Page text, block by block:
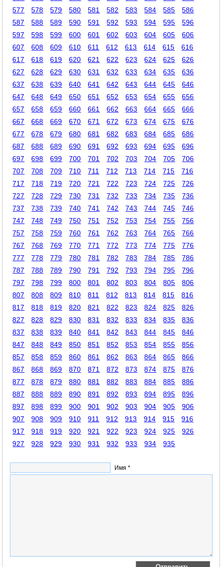
577
578 579 580 581 582 583 584 585
586
587
588 589 590 591 592 593 594 595
596
597
598 599 600 601 602 603 604 605
606
607
608 609 610 611 612 613 614 615
616
617
618 619 620 621 622 623 624 625
626
627
628 629 630 631 632 633 634 635
636
637
638 639 640 641 642 643 644 645
646
647
648 649 650 651 652 653 654 655
656
657
658 659 660 661 662 663 664 665
666
667
668 669 670 671 672 673 674 675
676
677
678 679 680 681 682 683 684 685
686
687
688 689 690 691 692 693 694 695
696
697
698 699 700 701 702 703 704 705
706
707
708 709 710 711 712 713 714 715
716
717
718 719 720 721 722 723 724 725
726
727
728 729 730 731 732 733 734 735
736
737
738 739 740 741 742 743 744 745
746
747
748 749 750 751 752 753 754 755
756
757
758 759 760 761 762 763 764 765
766
767
768 769 770 771 772 773 774 775
776
777
778 779 780 781 782 783 784 785
786
787
788 789 790 791 792 793 794 795
796
797
798 799 800 801 802 803 804 805
806
807
808 809 810 811 812 813 814 815
816
817
818 819 820 821 822 823 824 825
826
827
828 829 830 831 832 833 834 835
836
837
838 839 840 841 842 843 844 845
846
847
848 849 850 851 852 853 854 855
856
857
858 859 860 861 862 863 864 865
866
867
868 869 870 871 872 873 874 875
876
877
878 879 880 881 882 883 884 885
886
887
888 889 890 891 892 893 894 895
896
897
898 899 900 901 902 903 904 905
906
907
908 909 910 911 912 913 914 915
916
917
918 919 920 921 922 923 924 925
926
927
928 929 930 931 932 933 934 935
Имя *